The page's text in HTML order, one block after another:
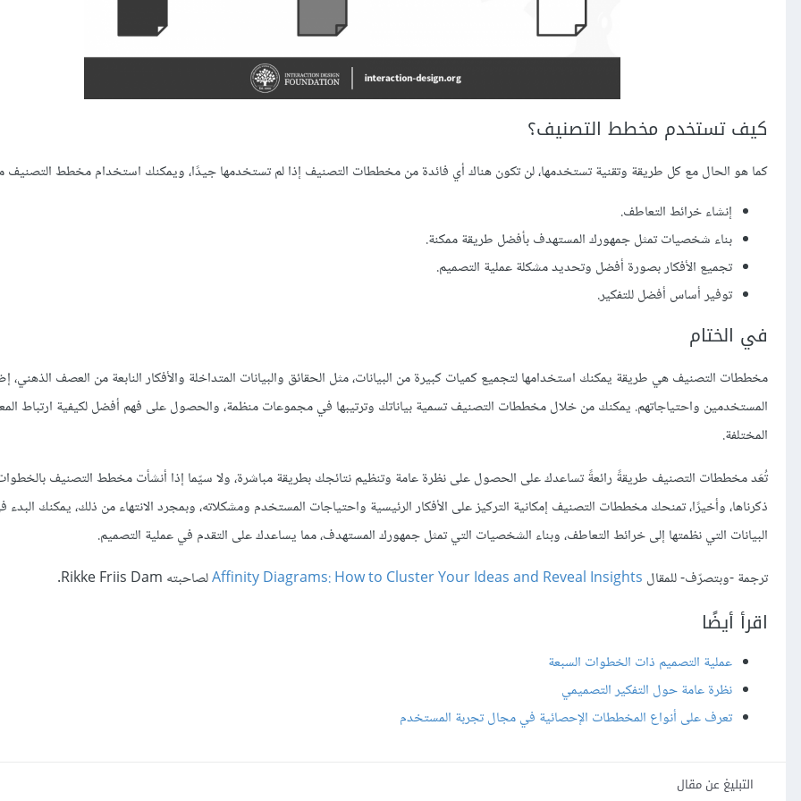
كيف تستخدم مخطط التصنيف؟
كما هو الحال مع كل طريقة وتقنية تستخدمها، لن تكون هناك أي فائدة من مخططات التصنيف إذا لم تستخدمها جيدًا، ويمكنك استخدام مخطط التصنيف
إنشاء خرائط التعاطف.
بناء شخصيات تمثل جمهورك المستهدف بأفضل طريقة ممكنة.
تجميع الأفكار بصورة أفضل وتحديد مشكلة عملية التصميم.
توفير أساس أفضل للتفكير.
في الختام
مخططات التصنيف هي طريقة يمكنك استخدامها لتجميع كميات كبيرة من البيانات، مثل الحقائق والبيانات المتداخلة والأفكار النابعة من العصف الذهني،
المستخدمين واحتياجاتهم. يمكنك من خلال مخططات التصنيف تسمية بياناتك وترتيبها في مجموعات منظمة، والحصول على فهم أفضل لكيفية ارتباط
المختلفة.
تُعَد مخططات التصنيف طريقةً رائعةً تساعدك على الحصول على نظرة عامة وتنظيم نتائجك بطريقة مباشرة، ولا سيّما إذا أنشأت مخطط التصنيف
ذكرناها، وأخيرًا، تمنحك مخططات التصنيف إمكانية التركيز على الأفكار الرئيسية واحتياجات المستخدم ومشكلاته، وبمجرد الانتهاء من ذلك، يمكنك
البيانات التي نظمتها إلى خرائط التعاطف، وبناء الشخصيات التي تمثل جمهورك المستهدف، مما يساعدك على التقدم في عملية التصميم.
ترجمة -وبتصرّف- للمقال Affinity Diagrams: How to Cluster Your Ideas and Reveal Insightsلصاحبته Rikke Friis Dam.
اقرأ أيضًا
عملية التصميم ذات الخطوات السبعة
نظرة عامة حول التفكير التصميمي
تعرف على أنواع المخططات الإحصائية في مجال تجربة المستخدم
التبليغ عن مقال